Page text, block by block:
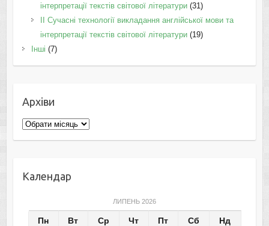
інтерпретації текстів світової літератури(31)
II Cучасні технології викладання англійської мови та
інтерпретації текстів світової літератури(19)
Інші (7)
Архіви
Архіви
Календар
ЛИПЕНЬ 2026
Пн Вт Ср Чт Пт Сб Нд